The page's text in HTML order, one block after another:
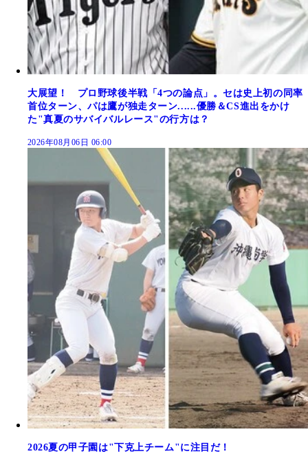
大展望！ プロ野球後半戦「4つの論点」。セは史上初の同率
首位ターン、パは鷹が独走ターン......優勝＆CS進出をかけ
た"真夏のサバイバルレース"の行方は？
2026年08月06日 06:00
2026夏の甲子園は"下克上チーム"に注目だ！